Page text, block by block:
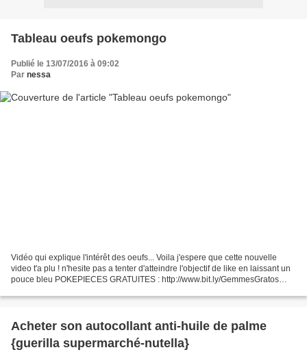
Tableau oeufs pokemongo
Publié le 13/07/2016 à 09:02
Par nessa
Vidéo qui explique l'intérêt des oeufs... Voila j'espere que cette nouvelle
video t'a plu ! n'hesite pas a tenter d'atteindre l'objectif de like en laissant un
pouce bleu POKEPIECES GRATUITES : http://www.bit.ly/GemmesGratos
https://twitter.com/c0rentin92/status/763666355564544001...
Acheter son autocollant anti-huile de palme
{guerilla supermarché-nutella}